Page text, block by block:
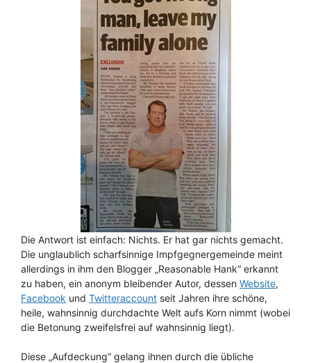
Die Antwort ist einfach: Nichts. Er hat gar nichts gemacht.
Die unglaublich scharfsinnige Impfgegnergemeinde meint
allerdings in ihm den Blogger „Reasonable Hank“ erkannt
zu haben, ein anonym bleibender Autor, dessen Website,
Facebook und Twitteraccount seit Jahren ihre schöne,
heile, wahnsinnig durchdachte Welt aufs Korn nimmt (wobei
die Betonung zweifelsfrei auf wahnsinnig liegt).
Diese „Aufdeckung“ gelang ihnen durch die übliche